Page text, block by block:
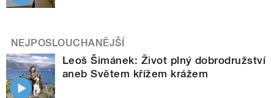
NEJPOSLOUCHANĚJŠÍ
Leoš Šimánek: Život plný dobrodružství
aneb Světem křížem krážem